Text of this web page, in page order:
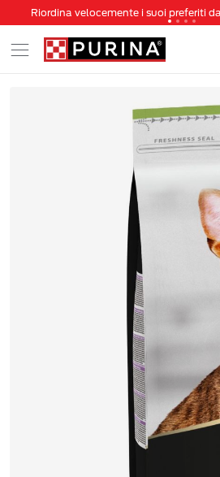
Riordina velocemente i suoi preferiti
Tanti sconti e novità ti
Spedizione gratuita a